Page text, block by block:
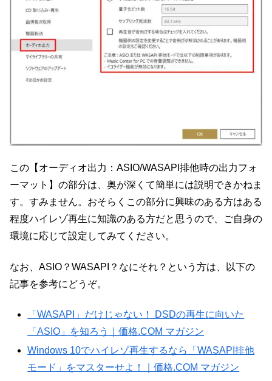
この【オーディオ出力：ASIO/WASAPI排他時の出力フォ
ーマット】の部分は、奥が深くて簡単には説明できかねま
す。すみません。おそらくこの部分に興味のある方はある
程度ハイレゾ再生に知識のある方だと思うので、ご自身の
環境に応じて設定してみてください。
なお、ASIO？WASAPI？なにそれ？という方は、以下の
記事を参考にどうぞ。
「WASAPI」だけじゃない！ DSDの再生に向いた
「ASIO」を知ろう｜価格.COM マガジン
Windows 10でハイレゾ再生するなら「WASAPI排他
モード」をマスターせよ！｜価格.COM マガジン